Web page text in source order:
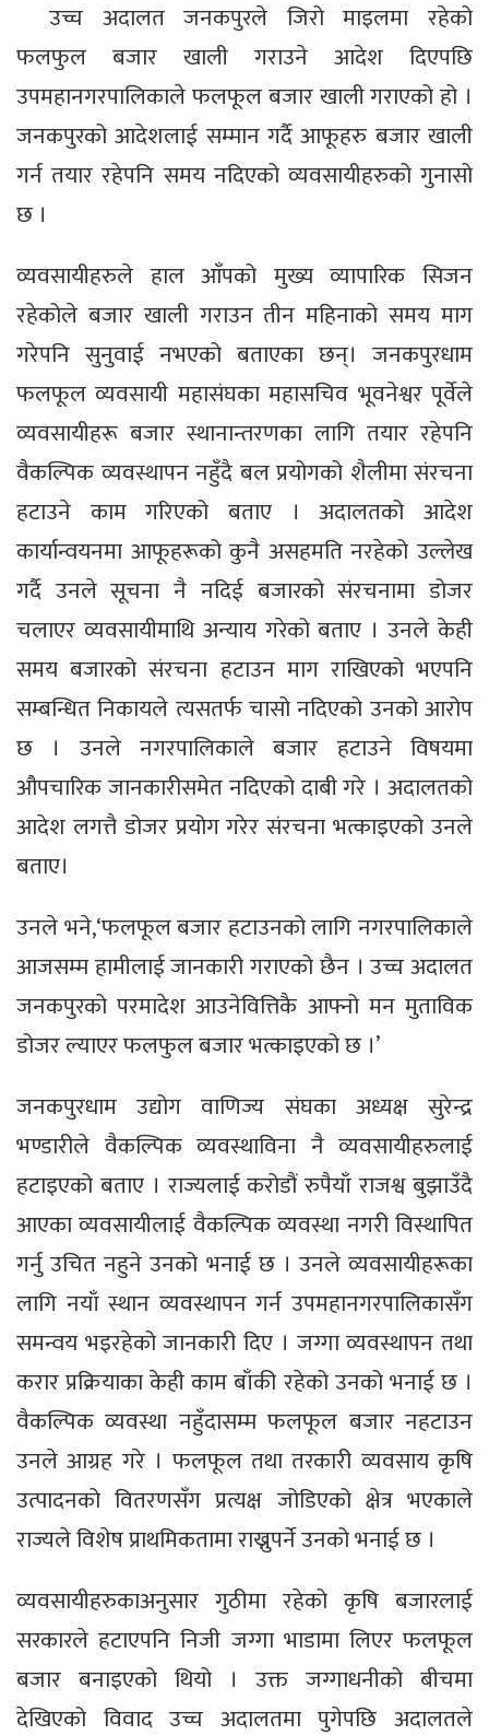
उच्च अदालत जनकपुरले जिरो माइलमा रहेको
फलफुल बजार खाली गराउने आदेश दिएपछि
उपमहानगरपालिकाले फलफूल बजार खाली गराएको हो ।
जनकपुरको आदेशलाई सम्मान गर्दै आफूहरु बजार खाली
गर्न तयार रहेपनि समय नदिएको व्यवसायीहरुको गुनासो
छ ।
व्यवसायीहरुले हाल आँपको मुख्य व्यापारिक सिजन
रहेकोले बजार खाली गराउन तीन महिनाको समय माग
गरेपनि सुनुवाई नभएको बताएका छन्। जनकपुरधाम
फलफूल व्यवसायी महासंघका महासचिव भूवनेश्वर पूर्वेले
व्यवसायीहरू बजार स्थानान्तरणका लागि तयार रहेपनि
वैकल्पिक व्यवस्थापन नहुँदै बल प्रयोगको शैलीमा संरचना
हटाउने काम गरिएको बताए । अदालतको आदेश
कार्यान्वयनमा आफूहरूको कुनै असहमति नरहेको उल्लेख
गर्दै उनले सूचना नै नदिई बजारको संरचनामा डोजर
चलाएर व्यवसायीमाथि अन्याय गरेको बताए । उनले केही
समय बजारको संरचना हटाउन माग राखिएको भएपनि
सम्बन्धित निकायले त्यसतर्फ चासो नदिएको उनको आरोप
छ । उनले नगरपालिकाले बजार हटाउने विषयमा
औपचारिक जानकारीसमेत नदिएको दाबी गरे । अदालतको
आदेश लगत्तै डोजर प्रयोग गरेर संरचना भत्काइएको उनले
बताए।
उनले भने,‘फलफूल बजार हटाउनको लागि नगरपालिकाले
आजसम्म हामीलाई जानकारी गराएको छैन । उच्च अदालत
जनकपुरको परमादेश आउनेवित्तिकै आफ्नो मन मुताविक
डोजर ल्याएर फलफुल बजार भत्काइएको छ ।’
जनकपुरधाम उद्योग वाणिज्य संघका अध्यक्ष सुरेन्द्र
भण्डारीले वैकल्पिक व्यवस्थाविना नै व्यवसायीहरुलाई
हटाइएको बताए । राज्यलाई करोडौं रुपैयाँ राजश्व बुझाउँदै
आएका व्यवसायीलाई वैकल्पिक व्यवस्था नगरी विस्थापित
गर्नु उचित नहुने उनको भनाई छ । उनले व्यवसायीहरूका
लागि नयाँ स्थान व्यवस्थापन गर्न उपमहानगरपालिकासँग
समन्वय भइरहेको जानकारी दिए । जग्गा व्यवस्थापन तथा
करार प्रक्रियाका केही काम बाँकी रहेको उनको भनाई छ ।
वैकल्पिक व्यवस्था नहुँदासम्म फलफूल बजार नहटाउन
उनले आग्रह गरे । फलफूल तथा तरकारी व्यवसाय कृषि
उत्पादनको वितरणसँग प्रत्यक्ष जोडिएको क्षेत्र भएकाले
राज्यले विशेष प्राथमिकतामा राख्नुपर्ने उनको भनाई छ ।
व्यवसायीहरुकाअनुसार गुठीमा रहेको कृषि बजारलाई
सरकारले हटाएपनि निजी जग्गा भाडामा लिएर फलफूल
बजार बनाइएको थियो । उक्त जग्गाधनीको बीचमा
देखिएको विवाद उच्च अदालतमा पुगेपछि अदालतले